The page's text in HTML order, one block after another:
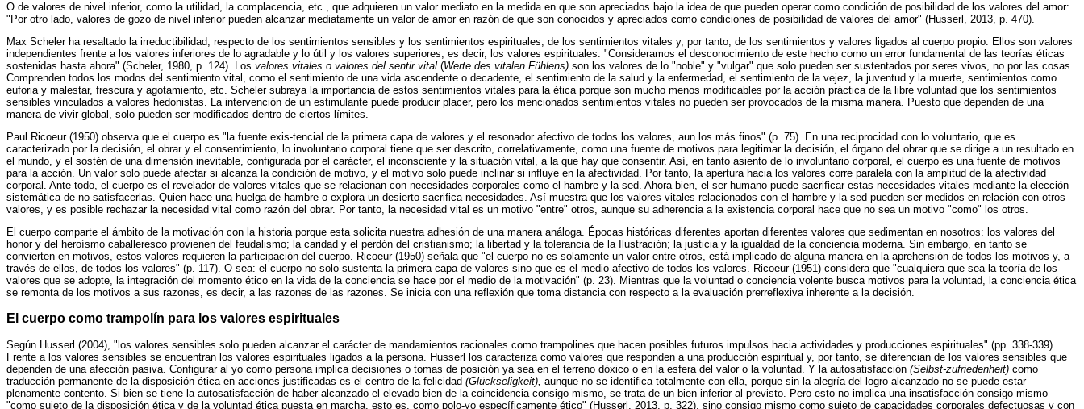
O de valores de nivel inferior, como la utilidad, la complacencia, etc., que adquieren un valor mediato en la medida en que son apreciados bajo la idea de que pueden operar como condición de posibilidad de los valores del amor:
"Por otro lado, valores de gozo de nivel inferior pueden alcanzar mediatamente un valor de amor en razón de que son conocidos y apreciados como condiciones de posibilidad de valores del amor" (Husserl, 2013, p. 470).
Max Scheler ha resaltado la irreductibilidad, respecto de los sentimientos sensibles y los sentimientos espirituales, de los sentimientos vitales y, por tanto, de los sentimientos y valores ligados al cuerpo propio. Ellos son valores
independientes frente a los valores inferiores de lo agradable y lo útil y los valores superiores, es decir, los valores espirituales: "Consideramos el desconocimiento de este hecho como un error fundamental de las teorías éticas
sostenidas hasta ahora" (Scheler, 1980, p. 124). Los valores vitales o valores del sentir vital (Werte des vitalen Fühlens) son los valores de lo "noble" y "vulgar" que solo pueden ser sustentados por seres vivos, no por las cosas.
Comprenden todos los modos del sentimiento vital, como el sentimiento de una vida ascendente o decadente, el sentimiento de la salud y la enfermedad, el sentimiento de la vejez, la juventud y la muerte, sentimientos como
euforia y malestar, frescura y agotamiento, etc. Scheler subraya la importancia de estos sentimientos vitales para la ética porque son mucho menos modificables por la acción práctica de la libre voluntad que los sentimientos
sensibles vinculados a valores hedonistas. La intervención de un estimulante puede producir placer, pero los mencionados sentimientos vitales no pueden ser provocados de la misma manera. Puesto que dependen de una
manera de vivir global, solo pueden ser modificados dentro de ciertos límites.
Paul Ricoeur (1950) observa que el cuerpo es "la fuente exis-tencial de la primera capa de valores y el resonador afectivo de todos los valores, aun los más finos" (p. 75). En una reciprocidad con lo voluntario, que es
caracterizado por la decisión, el obrar y el consentimiento, lo involuntario corporal tiene que ser descrito, correlativamente, como una fuente de motivos para legitimar la decisión, el órgano del obrar que se dirige a un resultado en
el mundo, y el sostén de una dimensión inevitable, configurada por el carácter, el inconsciente y la situación vital, a la que hay que consentir. Así, en tanto asiento de lo involuntario corporal, el cuerpo es una fuente de motivos
para la acción. Un valor solo puede afectar si alcanza la condición de motivo, y el motivo solo puede inclinar si influye en la afectividad. Por tanto, la apertura hacia los valores corre paralela con la amplitud de la afectividad
corporal. Ante todo, el cuerpo es el revelador de valores vitales que se relacionan con necesidades corporales como el hambre y la sed. Ahora bien, el ser humano puede sacrificar estas necesidades vitales mediante la elección
sistemática de no satisfacerlas. Quien hace una huelga de hambre o explora un desierto sacrifica necesidades. Así muestra que los valores vitales relacionados con el hambre y la sed pueden ser medidos en relación con otros
valores, y es posible rechazar la necesidad vital como razón del obrar. Por tanto, la necesidad vital es un motivo "entre" otros, aunque su adherencia a la existencia corporal hace que no sea un motivo "como" los otros.
El cuerpo comparte el ámbito de la motivación con la historia porque esta solicita nuestra adhesión de una manera análoga. Épocas históricas diferentes aportan diferentes valores que sedimentan en nosotros: los valores del
honor y del heroísmo caballeresco provienen del feudalismo; la caridad y el perdón del cristianismo; la libertad y la tolerancia de la Ilustración; la justicia y la igualdad de la conciencia moderna. Sin embargo, en tanto se
convierten en motivos, estos valores requieren la participación del cuerpo. Ricoeur (1950) señala que "el cuerpo no es solamente un valor entre otros, está implicado de alguna manera en la aprehensión de todos los motivos y, a
través de ellos, de todos los valores" (p. 117). O sea: el cuerpo no solo sustenta la primera capa de valores sino que es el medio afectivo de todos los valores. Ricoeur (1951) considera que "cualquiera que sea la teoría de los
valores que se adopte, la integración del momento ético en la vida de la conciencia se hace por el medio de la motivación" (p. 23). Mientras que la voluntad o conciencia volente busca motivos para la voluntad, la conciencia ética
se remonta de los motivos a sus razones, es decir, a las razones de las razones. Se inicia con una reflexión que toma distancia con respecto a la evaluación prerreflexiva inherente a la decisión.
El cuerpo como trampolín para los valores espirituales
Según Husserl (2004), "los valores sensibles solo pueden alcanzar el carácter de mandamientos racionales como trampolines que hacen posibles futuros impulsos hacia actividades y producciones espirituales" (pp. 338-339).
Frente a los valores sensibles se encuentran los valores espirituales ligados a la persona. Husserl los caracteriza como valores que responden a una producción espiritual y, por tanto, se diferencian de los valores sensibles que
dependen de una afección pasiva. Configurar al yo como persona implica decisiones o tomas de posición ya sea en el terreno dóxico o en la esfera del valor o la voluntad. Y la autosatisfacción (Selbst-zufriedenheit) como
traducción permanente de la disposición ética en acciones justificadas es el centro de la felicidad (Glückseligkeit), aunque no se identifica totalmente con ella, porque sin la alegría del logro alcanzado no se puede estar
plenamente contento. Si bien se tiene la autosatisfacción de haber alcanzado el elevado bien de la coincidencia consigo mismo, se trata de un bien inferior al previsto. Pero esto no implica una insatisfacción consigo mismo
"como sujeto de la disposición ética y de la voluntad ética puesta en marcha, esto es, como polo-yo específicamente ético" (Husserl, 2013, p. 322), sino consigo mismo como sujeto de capacidades corporales defectuosas y con